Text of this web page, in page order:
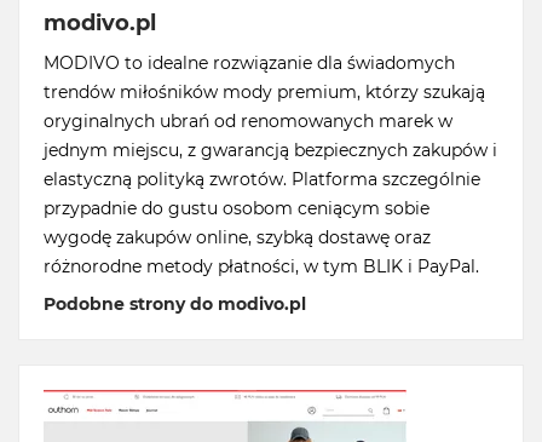
modivo.pl
MODIVO to idealne rozwiązanie dla świadomych
trendów miłośników mody premium, którzy szukają
oryginalnych ubrań od renomowanych marek w
jednym miejscu, z gwarancją bezpiecznych zakupów i
elastyczną polityką zwrotów. Platforma szczególnie
przypadnie do gustu osobom ceniącym sobie
wygodę zakupów online, szybką dostawę oraz
różnorodne metody płatności, w tym BLIK i PayPal.
Podobne strony do modivo.pl